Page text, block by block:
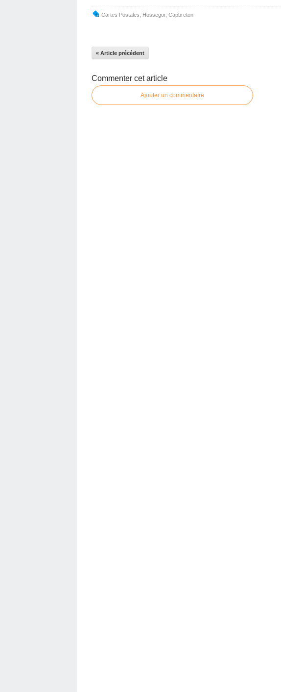
Cartes Postales Hossegor, Capbreton
« Article précédent
Commenter cet article
Ajouter un commentaire